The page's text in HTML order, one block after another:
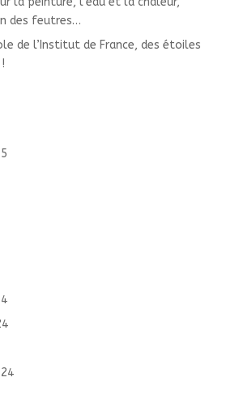
des feutres…
de l’Institut de France, des étoiles